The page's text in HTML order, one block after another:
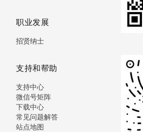
职业发展
招贤纳士
支持和帮助
支持中心
微信号矩阵
下载中心
常见问题解答
站点地图